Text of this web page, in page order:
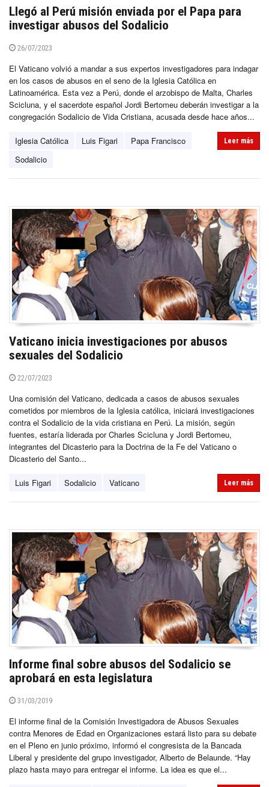
Llegó al Perú misión enviada por el Papa para
investigar abusos del Sodalicio
26/07/2023
El Vaticano volvió a mandar a sus expertos investigadores para indagar
en los casos de abusos en el seno de la Iglesia Católica en
Latinoamérica. Esta vez a Perú, donde el arzobispo de Malta, Charles
Scicluna, y el sacerdote español Jordi Bertomeu deberán investigar a la
congregación Sodalicio de Vida Cristiana, acusada desde hace años...
Iglesia Católica Luis Figari
Papa Francisco
Sodalicio
Leer más
Vaticano inicia investigaciones por abusos
sexuales del Sodalicio
22/07/2023
Una comisión del Vaticano, dedicada a casos de abusos sexuales
cometidos por miembros de la Iglesia católica, iniciará investigaciones
contra el Sodalicio de la vida cristiana en Perú. La misión, según
fuentes, estaría liderada por Charles Scicluna y Jordi Bertomeu,
integrantes del Dicasterio para la Doctrina de la Fe del Vaticano o
Dicasterio del Santo...
Luis Figari Sodalicio Vaticano Leer más
Informe final sobre abusos del Sodalicio se
aprobará en esta legislatura
31/03/2019
El informe final de la Comisión Investigadora de Abusos Sexuales
contra Menores de Edad en Organizaciones estará listo para su debate
en el Pleno en junio próximo, informó el congresista de la Bancada
Liberal y presidente del grupo investigador, Alberto de Belaunde. “Hay
plazo hasta mayo para entregar el informe. La idea es que el...